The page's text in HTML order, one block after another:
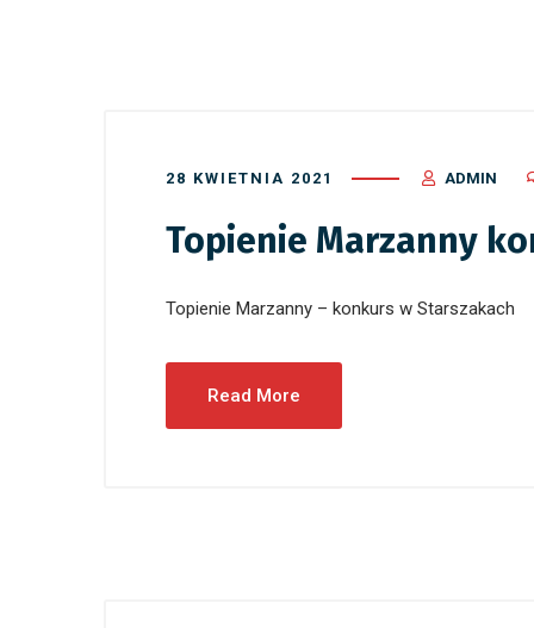
28 KWIETNIA 2021 ADMIN
Topienie Marzanny
Topienie Marzanny – konkurs w Starszakach
Read More